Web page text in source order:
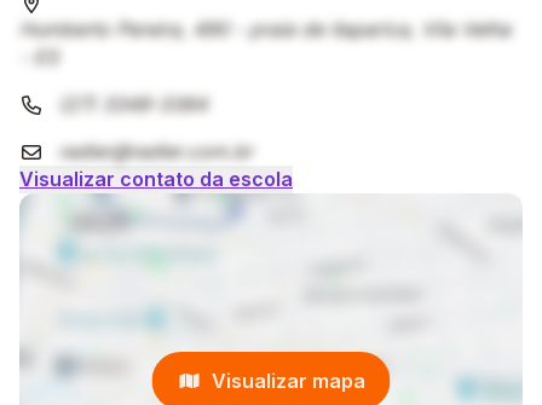
Humberto Pereira, 490 - praia de itaparica, Vila Velha
(27) 3349-3384
radier@radier.com.br
Visualizar contato da escola
Visualizar mapa